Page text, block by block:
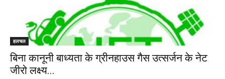
हलचल
बिना कानूनी बाध्यता के ग्रीनहाउस गैस उत्सर्जन के नेट
जीरो लक्ष्य...